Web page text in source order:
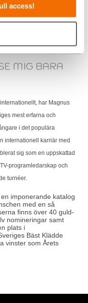
access!
på telefon 077-
MIG BARA
har Magnus
mest erfarna och
i det populära
internationell karriär med
sig som en uppskattad
programledarskap och
turnéer.
imponerande katalog
med en så
finns över 40 guld-
nomineringar samt
plats i
Bäst Klädde
vinster som Årets